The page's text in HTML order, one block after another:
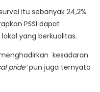
itu sebanyak 24,2%
PSSI dapat
yang berkualitas.
kesadaran
pride’pun juga ternyata